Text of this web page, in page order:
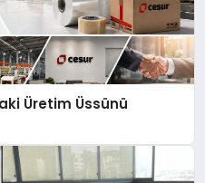
Üretim Üssünü